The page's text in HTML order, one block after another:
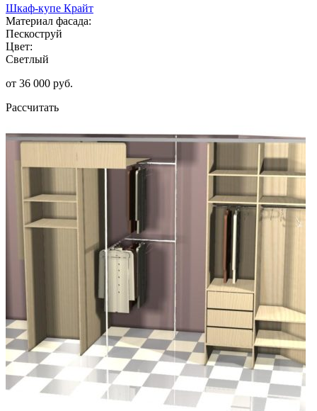
Шкаф-купе Крайт
Материал фасада:
Пескоструй
Цвет:
Светлый
от 36 000 руб.
Рассчитать